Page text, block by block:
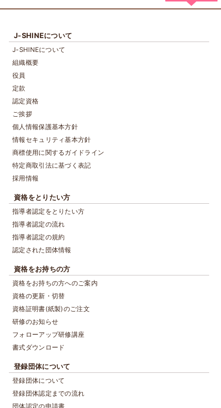
J-SHINEについて
J-SHINEについて
組織概要
役員
定款
認定資格
ご挨拶
個人情報保護基本方針
情報セキュリティ基本方針
商標使用に関するガイドライン
特定商取引法に基づく表記
採用情報
資格をとりたい方
指導者認定をとりたい方
指導者認定の流れ
指導者認定の規約
認定された団体情報
資格をお持ちの方
資格をお持ちの方へのご案内
資格の更新・切替
資格証明書(紙製)のご注文
研修のお知らせ
フォローアップ研修講座
書式ダウンロード
登録団体について
登録団体について
登録団体認定までの流れ
団体認定の申請書